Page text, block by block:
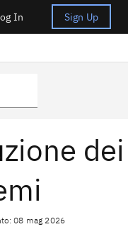
In Sign Up
dei
08 mag 2026